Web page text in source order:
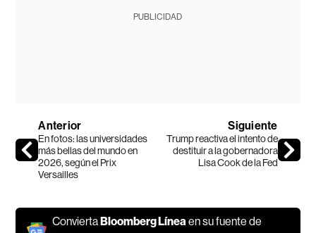
PUBLICIDAD
Anterior
En fotos: las universidades
más bellas del mundo en
2026, según el Prix
Versailles
Siguiente
Trump reactiva el intento de
destituir a la gobernadora
Lisa Cook de la Fed
ConviertaBloomberg Líneaen su fuente de